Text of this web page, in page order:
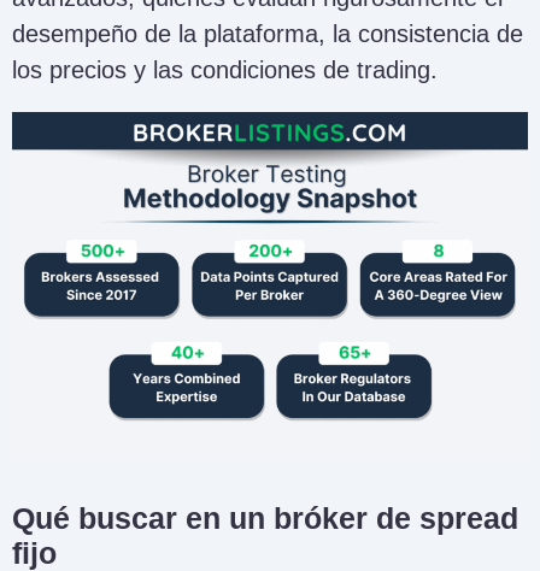
desempeño de la plataforma, la consistencia de
los precios y las condiciones de trading.
Qué buscar en un bróker de spread
fijo